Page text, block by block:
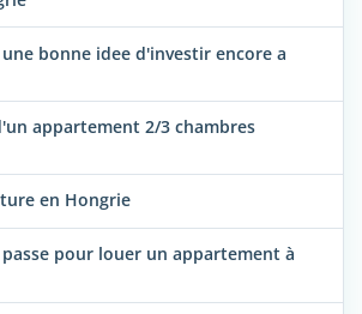
bonne idee d'investir encore a
appartement 2/3 chambres
en Hongrie
pour louer un appartement à